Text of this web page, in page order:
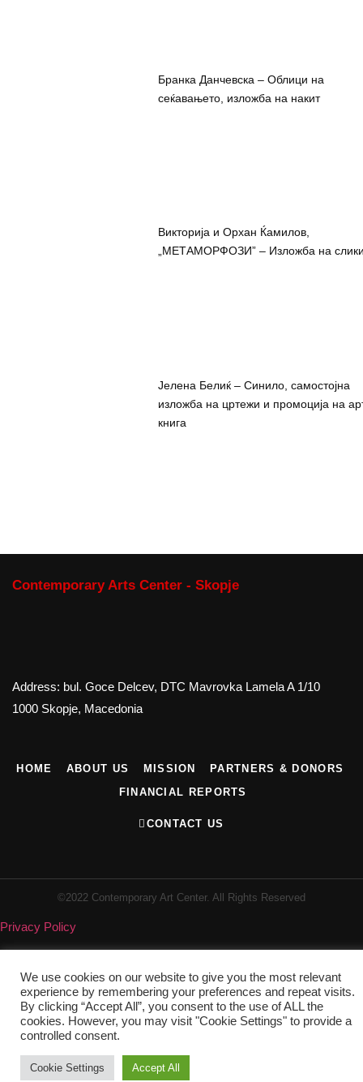
Бранка Данчевска – Облици на
сеќавањето, изложба на накит
Викторија и Орхан Ќамилов,
„МЕТАМОРФОЗИ” – Изложба на
Јелена Белиќ – Синило, самостојна
изложба на цртежи и промоција на
книга
Contemporary Arts Center - Skopje
Address: bul. Goce Delcev, DTC Mavrovka Lamela A 1/10
1000 Skopje, Macedonia
HOME ABOUT US MISSION
PARTNERS & DONORS
FINANCIAL REPORTS
CONTACT US
©2022 Contemporary Art Center. All Rights Reserved
Privacy Policy
We use cookies on our website to give you the most relevant
experience by remembering your preferences and repeat visits.
By clicking “Accept All”, you consent to the use of ALL the
cookies. However, you may visit "Cookie Settings" to provide a
controlled consent.
Cookie Settings Accept All